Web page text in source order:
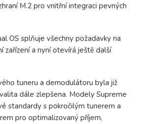
M.2 pro vnitřní integraci pevných
OS splňuje všechny požadavky na
zařízení a nyní otevírá ještě další
tuneru a demodulátoru byla již
dále zlepšena. Modely Supreme
standardy s pokročilým tunerem a
pro optimalizovaný příjem,